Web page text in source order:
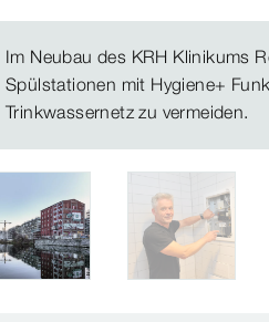
Im Neubau des KRH Klinikums
Spülstationen mit Hygiene+
Trinkwassernetz zu vermeiden.